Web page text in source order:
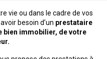
vie ou dans le cadre de vos
besoin d’un prestataire
bien immobilier, de votre